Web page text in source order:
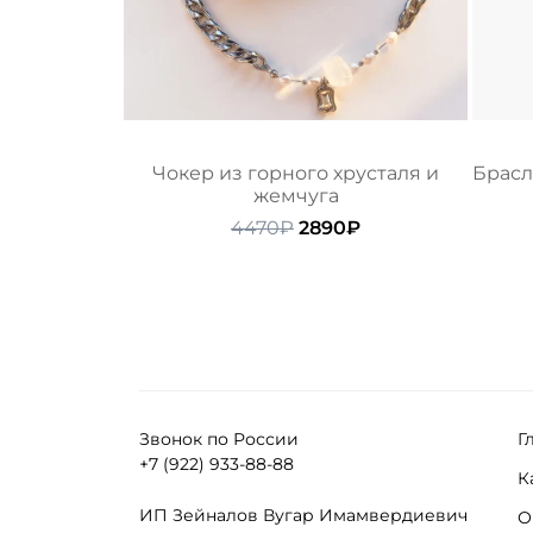
Чокер из горного хрусталя и
жемчуга
4470₽ Первоначальная
2890₽Текущая
Звонок по России
+7 (922) 933-88-88
ИП Зейналов Вугар Имамвердиевич